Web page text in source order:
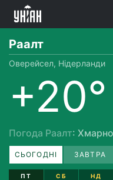
Раалт
Оверейсел, Нідерланди
+20°
Погода Раалт:
СЬОГОДНІ ЗАВТРА
ПТ
СБ
НД